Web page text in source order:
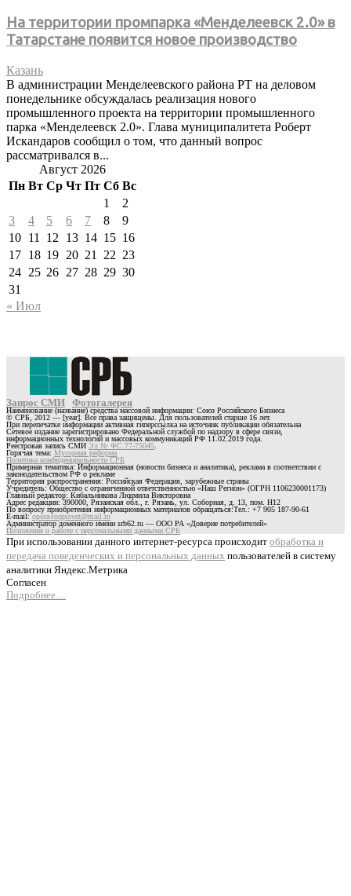
На территории промпарка «Менделеевск 2.0» в
Татарстане появится новое производство
Казань
В администрации Менделеевского района РТ на деловом
понедельнике обсуждалась реализация нового
промышленного проекта на территории промышленного
парка «Менделеевск 2.0». Глава муниципалитета Роберт
Искандаров сообщил о том, что данный вопрос
рассматривался в...
Август 2026
Пн Вт Ср Чт Пт Сб Вс
1
2
3
4 5 6 7 8
9
10 11 12 13 14 15 16
17 18 19 20 21 22 23
24 25 26 27 28 29 30
31
« Июл
Запрос СМИ Фотогалерея
Наименование (название) средства массовой информации: Союз Российского Бизнеса
© СРБ, 2012 — [year]. Все права защищены. Для пользователей старше 16 лет.
При перепечатке информации активная гиперссылка на источник публикации обязательна
Сетевое издание зарегистрировано Федеральной службой по надзору в сфере связи,
информационных технологий и массовых коммуникаций РФ 11.02.2019 года.
Реестровая запись СМИ Эл № ФС 77-75045
Горячая тема: Мусорная реформа
Политика конфиденциальности СРБ
Примерная тематика: Информационная (новости бизнеса и аналитика), реклама в соответствии с
законодательством РФ о рекламе
Территория распространения: Российская Федерация, зарубежные страны
Учредитель: Общество с ограниченной ответственностью «Наш Регион» (ОГРН 1106230001173)
Главный редактор: Кибальникова Людмила Викторовна
Адрес редакции: 390000, Рязанская обл., г. Рязань, ул. Соборная, д. 13, пом. Н12
По вопросу приобретения информационных материалов обращаться:Тел.: +7 905 187-90-61
E-mail:opora-torgsovet@mail.ru
Администратор доменного имени srb62.ru — ООО РА «Доверие потребителей»
Положение о работе с персональными данными СРБ
При использовании данного интернет-ресурса происходит обработка и
передача поведенческих и персональных данных пользователей в систему
аналитики Яндекс.Метрика
Согласен
Подробнее…